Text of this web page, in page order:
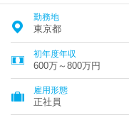
勤務地
東京都
初年度年収
600万～800万円
雇用形態
正社員